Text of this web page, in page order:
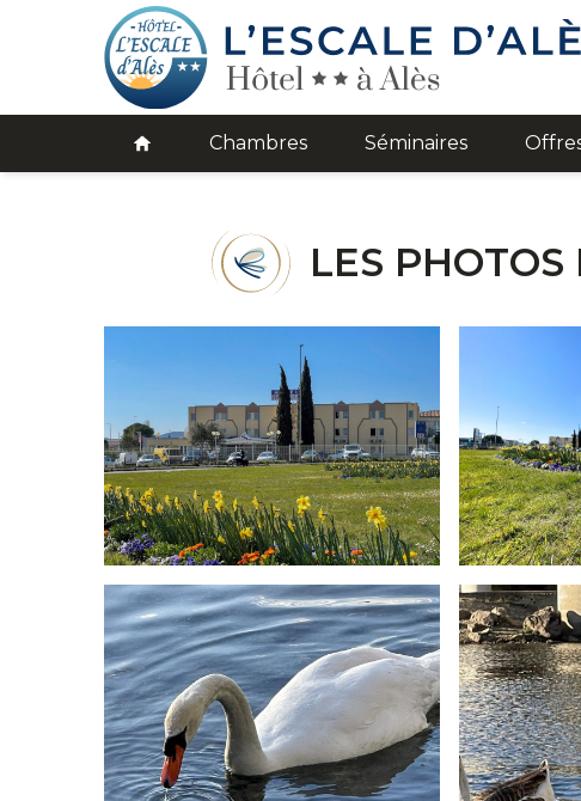
Chambres Séminaires
LES